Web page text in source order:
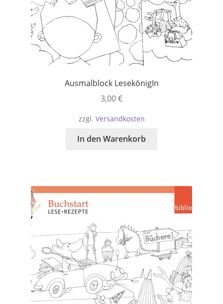
Ausmalblock LesekönigIn
3,00€
zzgl. Versandkosten
In den Warenkorb